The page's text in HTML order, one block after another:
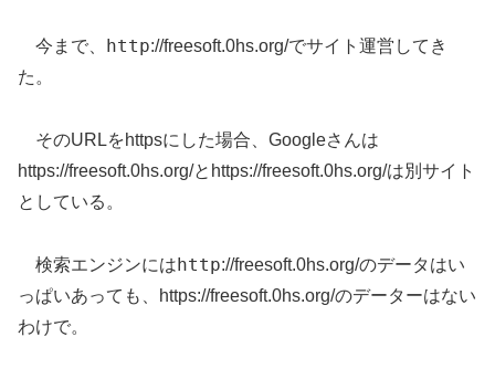
今まで、 http://freesoft.0hs.org/でサイト運営してき
た。
そのURLをhttpsにした場合、Googleさんは
https://freesoft.0hs.org/とhttps://freesoft.0hs.org/は別サイト
としている。
検索エンジンにはhttp://freesoft.0hs.org/のデータはい
っぱいあっても、https://freesoft.0hs.org/のデーターはない
わけで。